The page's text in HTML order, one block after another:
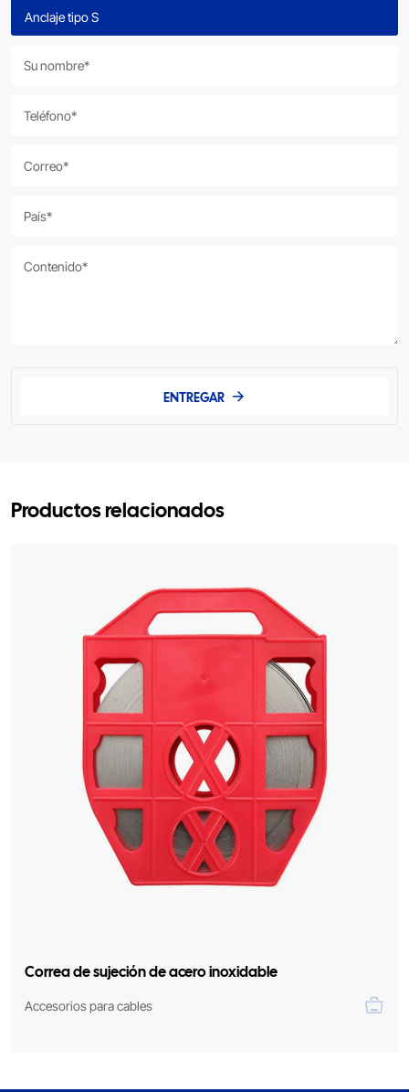
ENTREGAR
Productos relacionados
Correa de sujeción de acero inoxidable
Accesorios para cables